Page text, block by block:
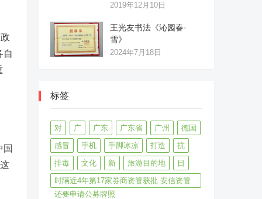
自
2019年12月10日
王光友书法《沁园春·
雪》
2024年7月18日
标签
对 广 广东 广东省 广州
德国
感冒
手机 手脚冰凉 打造
抗
排毒
文化 新 旅游目的地
日
时隔近4年第17家券商资管获批 安信资管
还要申请公募牌照